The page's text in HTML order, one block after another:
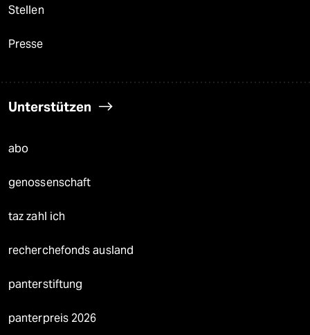
Stellen
Presse
Unterstützen
abo
genossenschaft
taz zahl ich
recherchefonds ausland
panterstiftung
panterpreis 2026